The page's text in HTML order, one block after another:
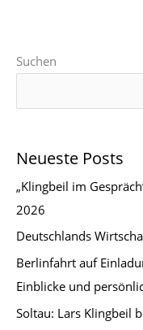
Suchen
Neueste Posts
„Klingbeil im
2026
Deutschlands
Berlinfahrt auf
Einblicke und
Soltau: Lars Klingbeil